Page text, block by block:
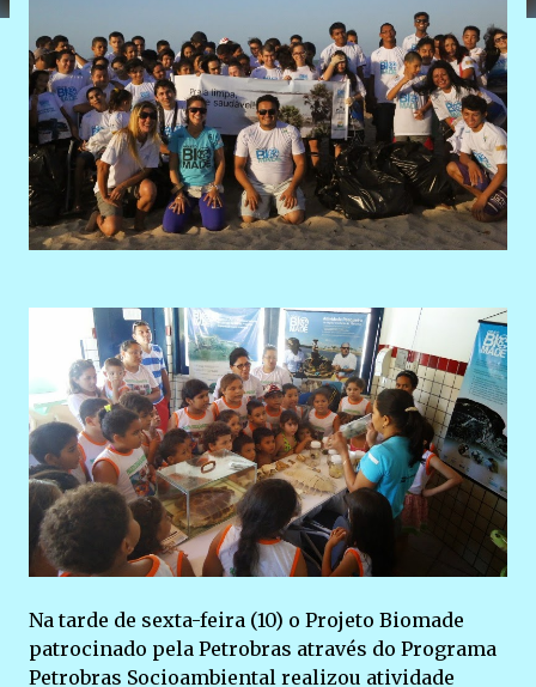
Na tarde de sexta-feira (10) o Projeto Biomade
patrocinado pela Petrobras através do Programa
Petrobras Socioambiental realizou atividade